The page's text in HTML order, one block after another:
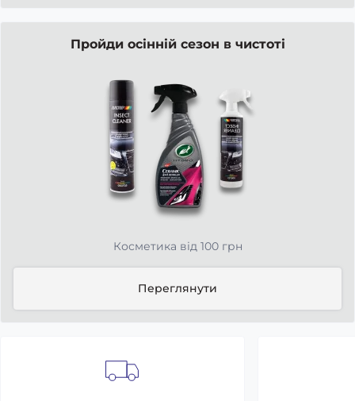
Пройди осінній сезон в чистоті
Косметика від 100 грн
Переглянути